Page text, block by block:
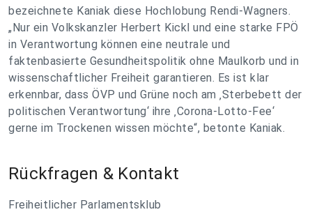
bezeichnete Kaniak diese Hochlobung Rendi-Wagners.
„Nur ein Volkskanzler Herbert Kickl und eine starke FPÖ
in Verantwortung können eine neutrale und
faktenbasierte Gesundheitspolitik ohne Maulkorb und in
wissenschaftlicher Freiheit garantieren. Es ist klar
erkennbar, dass ÖVP und Grüne noch am ‚Sterbebett der
politischen Verantwortung‘ ihre ‚Corona-Lotto-Fee‘
gerne im Trockenen wissen möchte“, betonte Kaniak.
Rückfragen & Kontakt
Freiheitlicher Parlamentsklub